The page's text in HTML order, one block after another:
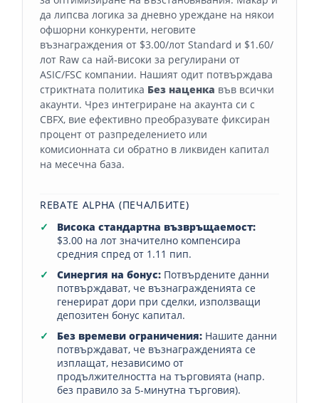
да липсва логика за дневно уреждане на някои
офшорни конкуренти, неговите
възнаграждения от $3.00/лот Standard и $1.60/
лот Raw са най-високи за регулирани от
ASIC/FSC компании. Нашият одит потвърждава
стриктната политика Без наценка във всички
акаунти. Чрез интегриране на акаунта си с
CBFX, вие ефективно преобразувате фиксиран
процент от разпределението или
комисионната си обратно в ликвиден капитал
на месечна база.
REBATE ALPHA (ПЕЧАЛБИТЕ)
Висока стандартна възвръщаемост:
$3.00 на лот значително компенсира
средния спред от 1.11 пип.
Синергия на бонус: Потвърдените данни
потвърждават, че възнагражденията се
генерират дори при сделки, използващи
депозитен бонус капитал.
Без времеви ограничения: Нашите данни
потвърждават, че възнагражденията се
изплащат, независимо от
продължителността на търговията (напр.
без правило за 5-минутна търговия).